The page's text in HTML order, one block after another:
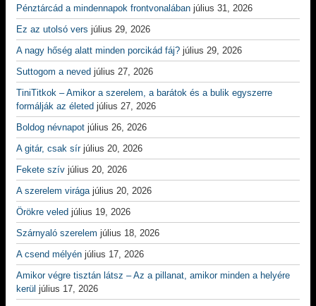
Pénztárcád a mindennapok frontvonalában július 31, 2026
Ez az utolsó vers július 29, 2026
A nagy hőség alatt minden porcikád fáj? július 29, 2026
Suttogom a neved július 27, 2026
TiniTitkok – Amikor a szerelem, a barátok és a bulik egyszerre
formálják az életed július 27, 2026
Boldog névnapot július 26, 2026
A gitár, csak sír július 20, 2026
Fekete szív július 20, 2026
A szerelem virága július 20, 2026
Örökre veled július 19, 2026
Szárnyaló szerelem július 18, 2026
A csend mélyén július 17, 2026
Amikor végre tisztán látsz – Az a pillanat, amikor minden a helyére
kerül július 17, 2026